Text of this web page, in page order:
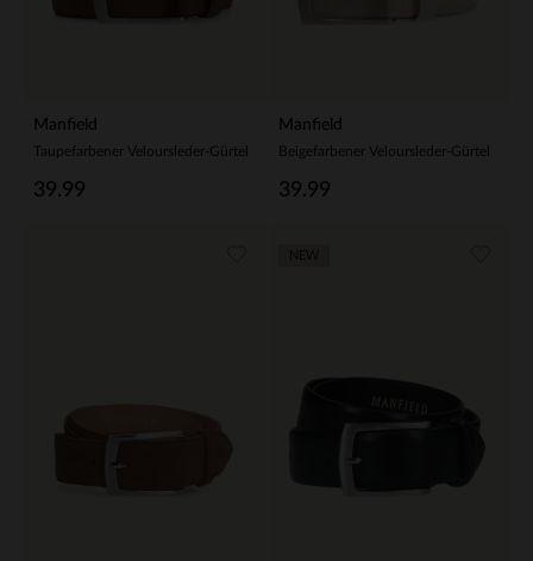
Manfield
Taupefarbener Veloursleder-Gürtel
39.99
Manfield
Beigefarbener Veloursleder-Gürtel
39.99